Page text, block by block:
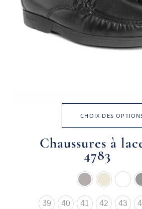
CHOIX DES
Chaussures à
4783
39 40 41 42 43